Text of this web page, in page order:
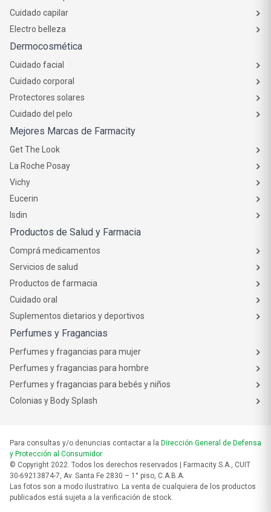
Cuidado capilar
Electro belleza
Dermocosmética
Cuidado facial
Cuidado corporal
Protectores solares
Cuidado del pelo
Mejores Marcas de Farmacity
Get The Look
La Roche Posay
Vichy
Eucerin
Isdin
Productos de Salud y Farmacia
Comprá medicamentos
Servicios de salud
Productos de farmacia
Cuidado oral
Suplementos dietarios y deportivos
Perfumes y Fragancias
Perfumes y fragancias para mujer
Perfumes y fragancias para hombre
Perfumes y fragancias para bebés y niños
Colonias y Body Splash
Para consultas y/o denuncias contactar a la Dirección General de Defensa
y Protección al Consumidor
© Copyright 2022. Todos los derechos reservados | Farmacity S.A., CUIT
30-69213874-7, Av. Santa Fe 2830 – 1° piso, C.A.B.A.
Las fotos son a modo ilustrativo. La venta de cualquiera de los productos
publicados está sujeta a la verificación de stock.